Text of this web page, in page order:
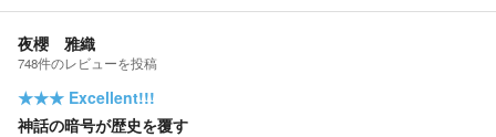
夜櫻 雅織
748件のレビューを投稿
★★★ Excellent!!!
神話の暗号が歴史を覆す